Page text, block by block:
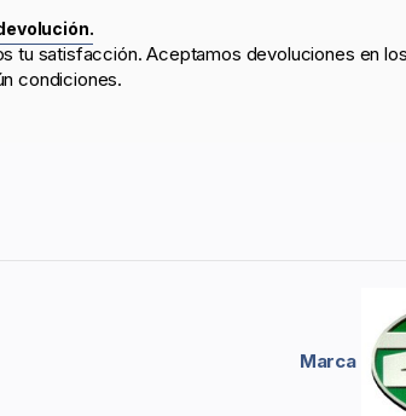
tu satisfacción. Aceptamos devoluciones en
condiciones.
Marca